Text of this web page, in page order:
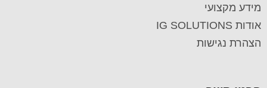
מידע מקצועי
אודות IG SOLUTIONS
הצהרת נגישות